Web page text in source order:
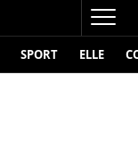
SPORT ELLE